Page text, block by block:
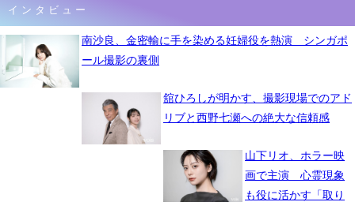
インタビュー
南沙良、金密輸に手を染める妊婦役を熱演 シンガポ
ール撮影の裏側
舘ひろしが明かす、撮影現場でのアド
リブと西野七瀬への絶大な信頼感
山下リオ、ホラー映
画で主演 心霊現象
も役に活かす「取り